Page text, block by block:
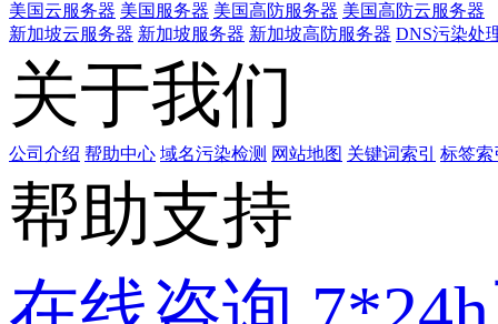
美国云服务器 美国服务器 美国高防服务器 美国高防云服务器
新加坡云服务器 新加坡服务器 新加坡高防服务器 DNS污染处
关于我们
公司介绍 帮助中心 域名污染检测 网站地图 关键词索引 标签索
帮助支持